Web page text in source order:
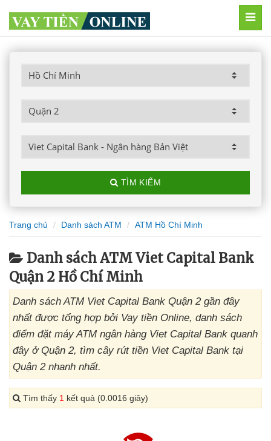
TÌM KIẾM
Trang chủ Danh sách ATM ATM Hồ Chí Minh
Danh sách ATM Viet Capital Bank
Quận 2 Hồ Chí Minh
Danh sách ATM Viet Capital Bank Quận 2 gần đây
nhất được tổng hợp bởi Vay tiền Online, danh sách
điểm đặt máy ATM ngân hàng Viet Capital Bank quanh
đây ở Quận 2, tìm cây rút tiền Viet Capital Bank tại
Quận 2 nhanh nhất.
Tìm thấy 1 kết quả (0.0016 giây)